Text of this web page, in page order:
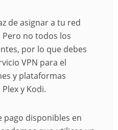
de asignar a tu red
no todos los
por lo que debes
VPN para el
y plataformas
y Kodi.
pago disponibles en